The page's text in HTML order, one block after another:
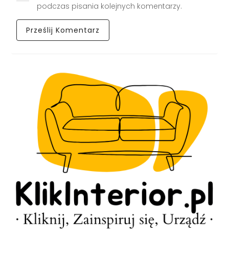
podczas pisania kolejnych komentarzy.